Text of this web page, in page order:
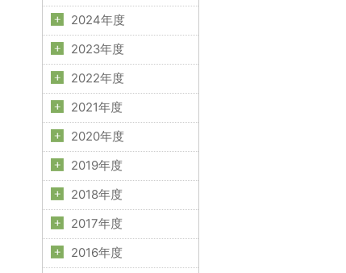
2024年度
2023年度
2022年度
2021年度
2020年度
2019年度
2018年度
2017年度
2016年度